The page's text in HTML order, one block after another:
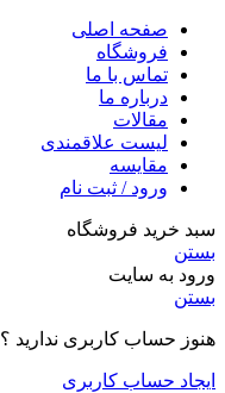
صفحه اصلی
فروشگاه
تماس با ما
درباره ما
مقالات
لیست علاقمندی
مقایسه
ورود / ثبت نام
سبد خرید فروشگاه
بستن
ورود به سایت
بستن
هنوز حساب کاربری ندارید ؟
ایجاد حساب کاربری